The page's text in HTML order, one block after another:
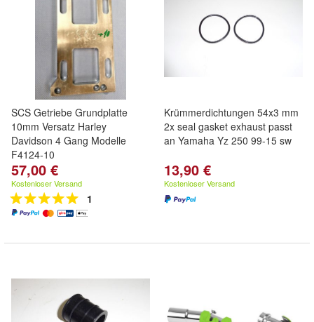
SCS Getriebe Grundplatte
10mm Versatz Harley
Davidson 4 Gang Modelle
F4124-10
57,00 €
Kostenloser Versand
1
Krümmerdichtungen 54x3 mm
2x seal gasket exhaust passt
an Yamaha Yz 250 99-15 sw
13,90 €
Kostenloser Versand